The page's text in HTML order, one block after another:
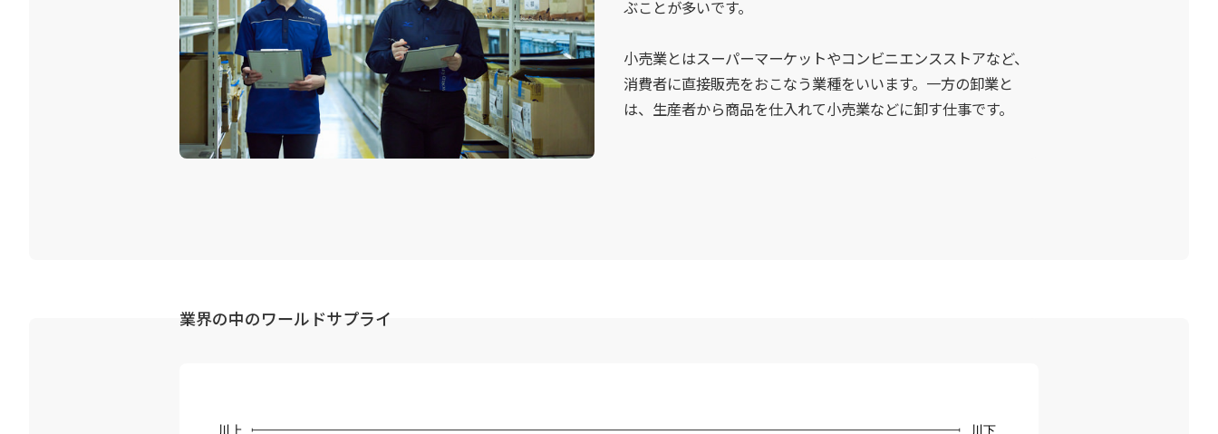
ぶことが多いです。
小売業とはスーパーマーケットやコンビニエンスストアなど、
消費者に直接販売をおこなう業種をいいます。一方の卸業と
は、生産者から商品を仕入れて小売業などに卸す仕事です。
業界の中のワールドサプライ